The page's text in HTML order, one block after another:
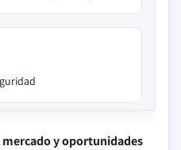
y oportunidades